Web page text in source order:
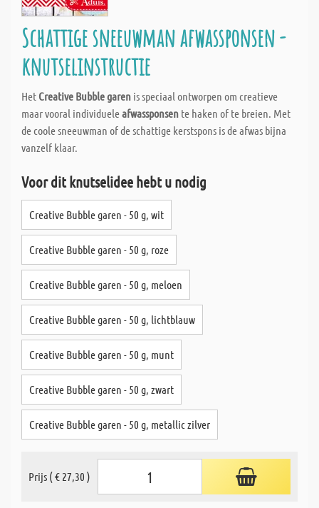
Schattige sneeuwman afwassponsen -
knutselinstructie
Het Creative Bubble garen is speciaal ontworpen om creatieve
maar vooral individueleafwassponsen te haken of te breien. Met
de coole sneeuwman of de schattige kerstspons is de afwas bijna
vanzelf klaar.
Voor dit knutselidee hebt u nodig
Creative Bubble garen - 50 g, wit
Creative Bubble garen - 50 g, roze
Creative Bubble garen - 50 g, meloen
Creative Bubble garen - 50 g, lichtblauw
Creative Bubble garen - 50 g, munt
Creative Bubble garen - 50 g, zwart
Creative Bubble garen - 50 g, metallic zilver
Prijs ( € 27,30 )